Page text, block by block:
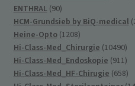
ENTHRAL 9090
Produkte
HCM-Grundsieb by BiQ-medical
Heine-Opto 12081208
Produkte
Hi-Class-Med_Chirurgie 10490
Hi-Class-Med_Endoskopie 911911
Hi-Class-Med_HF-Chirugie 658658